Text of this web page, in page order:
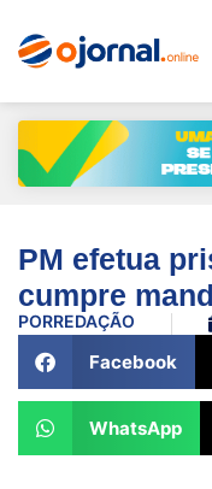
PM efetua
cumpre
PORREDAÇÃO
Facebook
WhatsApp